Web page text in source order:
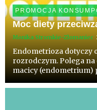
PROMOCJA
Moc diety
Monika Stromkie-Złomaniec
Endometrioza dotyczy
rozrodczym. Polega na
macicy (endometrium)
częściach ciała.